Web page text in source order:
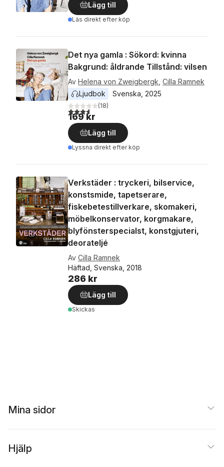
Lägg till
Läs direkt efter köp
Det nya gamla : Sökord: kvinna
Bakgrund: åldrande Tillstånd: vilsen
Av Helena von Zweigbergk Cilla Ramnek
Ljudbok
Svenska 2025
3,6utav 5 stjärnor. Totalt antal röster:
(18)
169 kr
Lägg till
Lyssna direkt efter köp
Verkstäder : tryckeri, bilservice,
konstsmide, tapetserare,
fiskebetestillverkare, skomakeri,
möbelkonservator, korgmakare,
blyfönsterspecialst, konstgjuteri,
deorateljé
Av Cilla Ramnek
Häftad, Svenska, 2018
286 kr
Lägg till
Skickas
Mina sidor
Hjälp